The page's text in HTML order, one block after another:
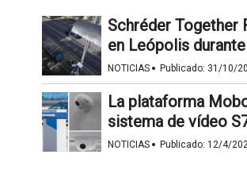
Schréder Together
en Leópolis
NOTICIAS · Publicado: 31/10/
La plataforma
sistema de vídeo
NOTICIAS · Publicado: 12/4/